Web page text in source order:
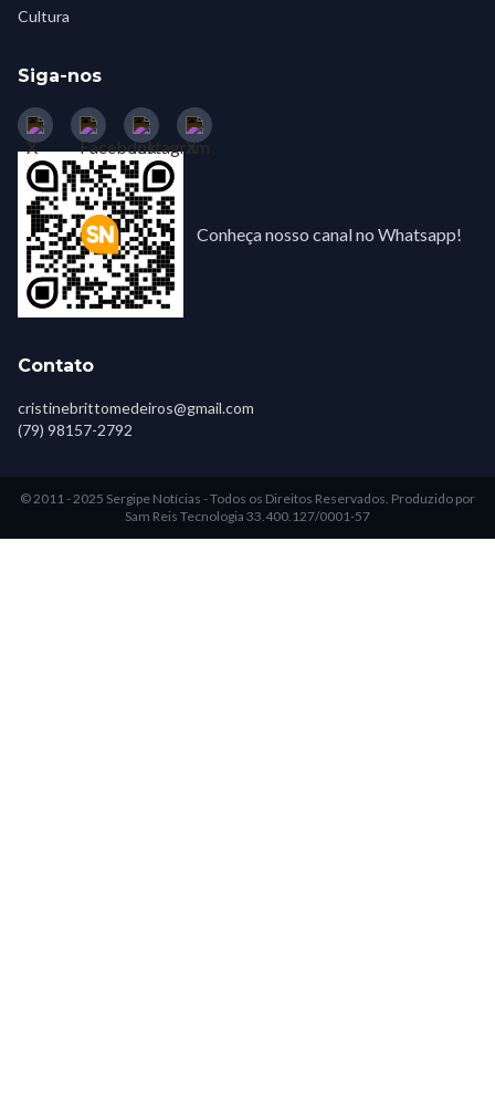
Cultura
Siga-nos
Conheça nosso canal no Whatsapp!
Contato
cristinebrittomedeiros@gmail.com
(79) 98157-2792
© 2011 - 2025 Sergipe Notícias - Todos os Direitos Reservados. Produzido por
Sam Reis Tecnologia 33.400.127/0001-57